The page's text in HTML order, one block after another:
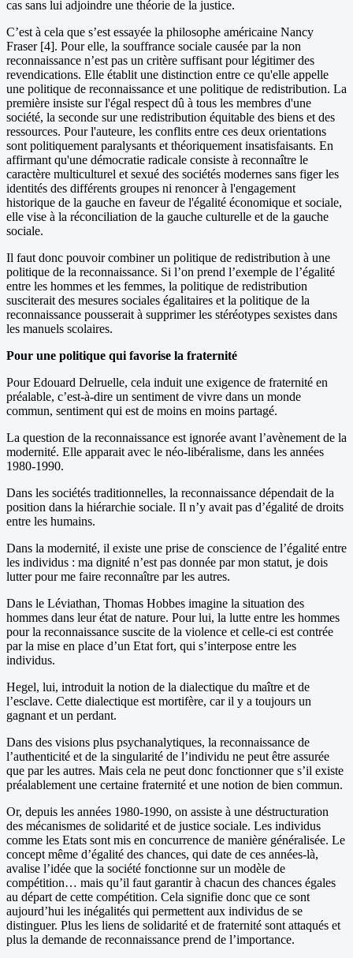
cas sans lui adjoindre une théorie de la justice.
C’est à cela que s’est essayée la philosophe américaine Nancy
Fraser [4]. Pour elle, la souffrance sociale causée par la non
reconnaissance n’est pas un critère suffisant pour légitimer des
revendications. Elle établit une distinction entre ce qu'elle appelle
une politique de reconnaissance et une politique de redistribution. La
première insiste sur l'égal respect dû à tous les membres d'une
société, la seconde sur une redistribution équitable des biens et des
ressources. Pour l'auteure, les conflits entre ces deux orientations
sont politiquement paralysants et théoriquement insatisfaisants. En
affirmant qu'une démocratie radicale consiste à reconnaître le
caractère multiculturel et sexué des sociétés modernes sans figer les
identités des différents groupes ni renoncer à l'engagement
historique de la gauche en faveur de l'égalité économique et sociale,
elle vise à la réconciliation de la gauche culturelle et de la gauche
sociale.
Il faut donc pouvoir combiner un politique de redistribution à une
politique de la reconnaissance. Si l’on prend l’exemple de l’égalité
entre les hommes et les femmes, la politique de redistribution
susciterait des mesures sociales égalitaires et la politique de la
reconnaissance pousserait à supprimer les stéréotypes sexistes dans
les manuels scolaires.
Pour une politique qui favorise la fraternité
Pour Edouard Delruelle, cela induit une exigence de fraternité en
préalable, c’est-à-dire un sentiment de vivre dans un monde
commun, sentiment qui est de moins en moins partagé.
La question de la reconnaissance est ignorée avant l’avènement de la
modernité. Elle apparait avec le néo-libéralisme, dans les années
1980-1990.
Dans les sociétés traditionnelles, la reconnaissance dépendait de la
position dans la hiérarchie sociale. Il n’y avait pas d’égalité de droits
entre les humains.
Dans la modernité, il existe une prise de conscience de l’égalité entre
les individus : ma dignité n’est pas donnée par mon statut, je dois
lutter pour me faire reconnaître par les autres.
Dans le Léviathan, Thomas Hobbes imagine la situation des
hommes dans leur état de nature. Pour lui, la lutte entre les hommes
pour la reconnaissance suscite de la violence et celle-ci est contrée
par la mise en place d’un Etat fort, qui s’interpose entre les
individus.
Hegel, lui, introduit la notion de la dialectique du maître et de
l’esclave. Cette dialectique est mortifère, car il y a toujours un
gagnant et un perdant.
Dans des visions plus psychanalytiques, la reconnaissance de
l’authenticité et de la singularité de l’individu ne peut être assurée
que par les autres. Mais cela ne peut donc fonctionner que s’il existe
préalablement une certaine fraternité et une notion de bien commun.
Or, depuis les années 1980-1990, on assiste à une déstructuration
des mécanismes de solidarité et de justice sociale. Les individus
comme les Etats sont mis en concurrence de manière généralisée. Le
concept même d’égalité des chances, qui date de ces années-là,
avalise l’idée que la société fonctionne sur un modèle de
compétition… mais qu’il faut garantir à chacun des chances égales
au départ de cette compétition. Cela signifie donc que ce sont
aujourd’hui les inégalités qui permettent aux individus de se
distinguer. Plus les liens de solidarité et de fraternité sont attaqués et
plus la demande de reconnaissance prend de l’importance.